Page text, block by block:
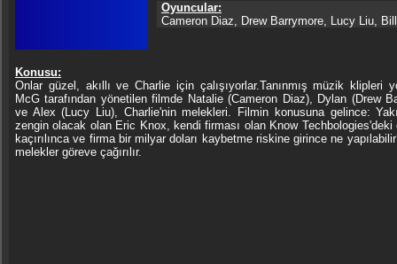
Oyuncular:
Cameron Diaz, Drew Barrymore, Lucy Liu,
Konusu:
Onlar güzel, akıllı ve Charlie için çalışıyorlar.Tanınmış müzik klipleri
McG tarafından yönetilen filmde Natalie (Cameron Diaz), Dylan (Drew
ve Alex (Lucy Liu), Charlie'nin melekleri. Filmin konusuna gelince:
zengin olacak olan Eric Knox, kendi firması olan Know Techbologies'deki
kaçırılınca ve firma bir milyar doları kaybetme riskine girince ne
melekler göreve çağırılır.